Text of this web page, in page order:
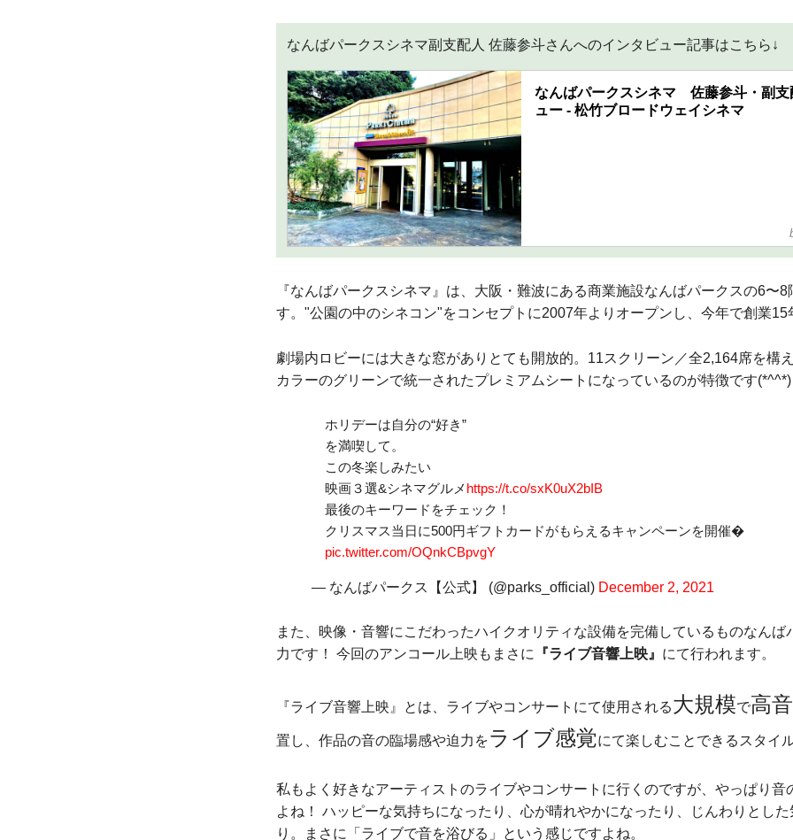
なんばパークスシネマ副支配人 佐藤参斗さんへのインタビュー記事はこちら↓
なんばパークスシネマ 佐藤参斗・副
ュー - 松竹ブロードウェイシネマ
『なんばパークスシネマ』は、大阪・難波にある商業施設なんばパークスの6〜
す。"公園の中のシネコン"をコンセプトに2007年よりオープンし、今年で創業15
劇場内ロビーには大きな窓がありとても開放的。11スクリーン／全2,164席を構
カラーのグリーンで統一されたプレミアムシートになっているのが特徴です(*^^*)
ホリデーは自分の“好き”
を満喫して。
この冬楽しみたい
映画３選&シネマグルメ https://t.co/sxK0uX2bIB
最後のキーワードをチェック！
クリスマス当日に500円ギフトカードがもらえるキャンペーンを開催�
pic.twitter.com/OQnkCBpvgY
— なんばパークス【公式】 (@parks_official) December 2, 2021
また、映像・音響にこだわったハイクオリティな設備を完備しているものなんば
力です！ 今回のアンコール上映もまさに
『ライブ音響上映』 にて行われます。
『ライブ音響上映』とは、ライブやコンサートにて使用される大規模で高
置し、作品の音の臨場感や迫力をライブ感覚にて楽しむことできるスタイ
私もよく好きなアーティストのライブやコンサートに行くのですが、やっぱり音
よね！ ハッピーな気持ちになったり、心が晴れやかになったり、じんわりとした
り。まさに「ライブで音を浴びる」という感じですよね。